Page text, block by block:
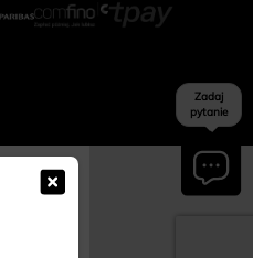
Zadaj
pytanie